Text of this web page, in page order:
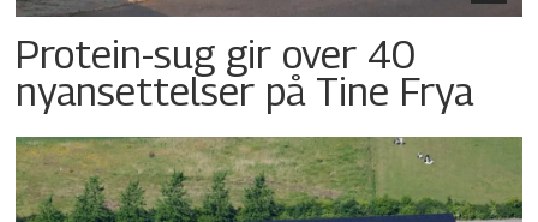
Protein-sug gir over 40
nyansettelser på Tine Frya